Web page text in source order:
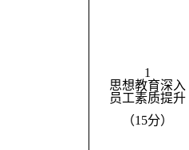
1
思想教育深入
员工素质提升
（15分）